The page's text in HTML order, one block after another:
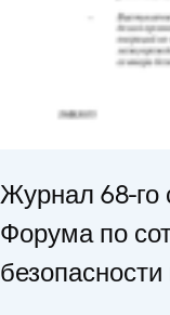
Журнал 68-го
Форума по